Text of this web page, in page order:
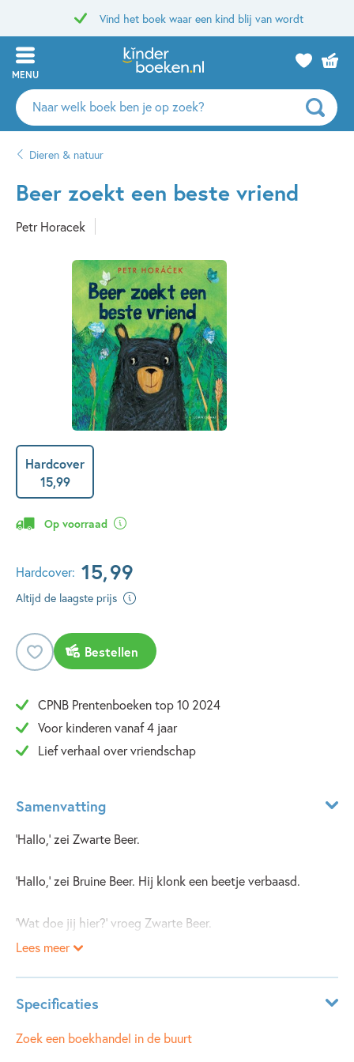
Vind het boek waar een kind blij van wordt
MENU
Zoeken
naar
auteurs
uitgevers
Dieren & natuur
Beer zoekt een beste vriend
Petr Horacek
Hardcover
15,99
Op voorraad
Hardcover: 15,99
Altijd de laagste prijs
Bestellen
CPNB Prentenboeken top 10 2024
Voor kinderen vanaf 4 jaar
Lief verhaal over vriendschap
Samenvatting
‘Hallo,’ zei Zwarte Beer.
‘Hallo,’ zei Bruine Beer. Hij klonk een beetje verbaasd.
‘Wat doe jij hier?’ vroeg Zwarte Beer.
‘Wat een toeval,’ zei Zwarte Beer. ‘Ik ook. Zullen we samen
Lees meer
Specificaties
ISBN: 9789047713890
Zoek een boekhandel in de buurt